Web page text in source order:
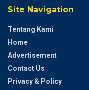
Site Navigation
Tentang Kami
Home
Advertisement
Contact Us
Privacy & Policy